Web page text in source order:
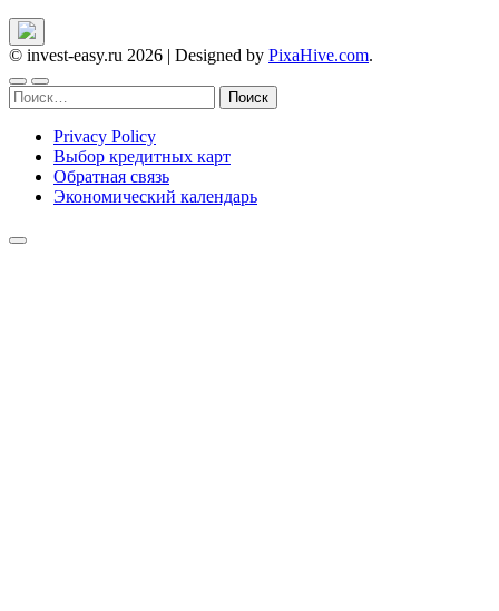
© invest-easy.ru 2026 | Designed by PixaHive.com.
Найти:
Privacy Policy
Выбор кредитных карт
Обратная связь
Экономический календарь